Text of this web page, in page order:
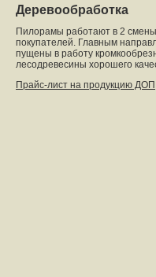
Деревообработка
Пилорамы работают в 2
покупателей. Главным
пущены в работу
лесодревесины хорошего
Прайс-лист на продукцию ДОП